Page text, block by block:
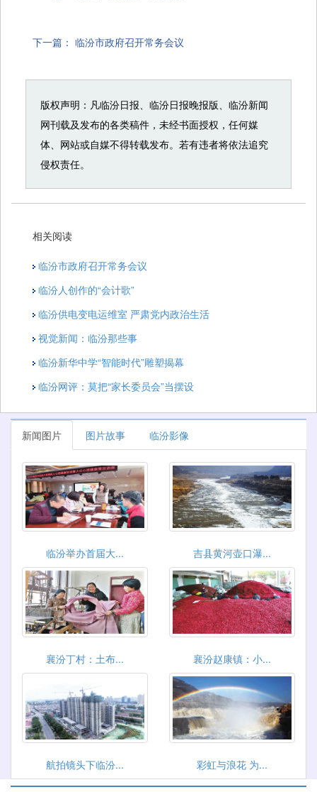
下一篇： 临汾市政府召开常务会议
版权声明：凡临汾日报、临汾日报晚报版、临汾新闻
网刊载及发布的各类稿件，未经书面授权，任何媒
体、网站或自媒不得转载发布。若有违者将依法追究
侵权责任。
相关阅读
临汾市政府召开常务会议
临汾人创作的“会计歌”
临汾供电变电运维室 严肃党内政治生活
视觉新闻：临汾那些事
临汾新华中学“智能时代”雕塑揭幕
临汾网评：莫把“家长委员会”当摆设
新闻图片 图片故事 临汾影像
临汾举办首届大... 吉县黄河壶口瀑...
襄汾丁村：土布... 襄汾赵康镇：小...
航拍镜头下临汾... 彩虹与浪花 为...